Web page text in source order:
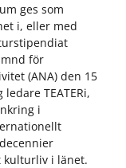
ges som
i, eller med
för
(ANA) den 15
TEATERi,
i
kulturliv i länet.